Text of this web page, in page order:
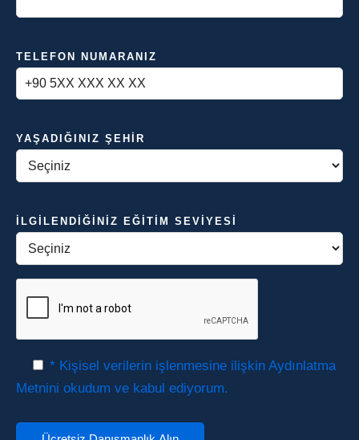
TELEFON NUMARANIZ
YAŞADIĞINIZ ŞEHIR
İLGILENDIĞINIZ EĞITIM SEVIYESI
* Kişisel verilerin işlenmesine ilişkin Aydınlatma
Metnini okudum ve kabul ediyorum.